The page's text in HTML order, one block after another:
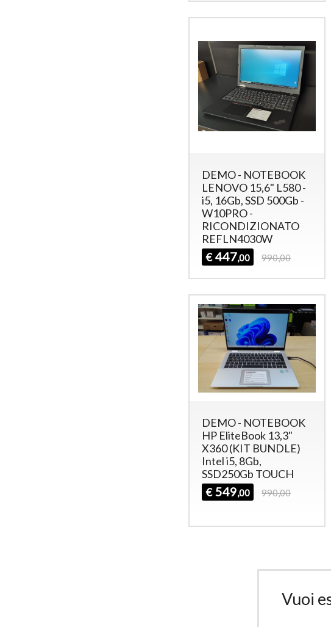
DEMO - NOTEBOOK
LENOVO 15,6" L580 -
i5, 16Gb, SSD 500Gb -
W10PRO -
RICONDIZIONATO
REFLN4030W
€ 447,00 990,00
DEMO - NOTEBOOK
HP EliteBook 13,3"
X360 (KIT BUNDLE)
Intel i5, 8Gb,
SSD250Gb TOUCH
€ 549,00 990,00
Vuoi